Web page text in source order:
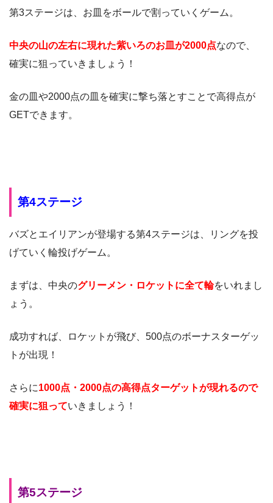
第3ステージは、お皿をボールで割っていくゲーム。
中央の山の左右に現れた紫いろのお皿が2000点なので、
確実に狙っていきましょう！
金の皿や2000点の皿を確実に撃ち落とすことで高得点が
GETできます。
第4ステージ
バズとエイリアンが登場する第4ステージは、リングを投
げていく輪投げゲーム。
まずは、中央のグリーメン・ロケットに全て輪をいれまし
ょう。
成功すれば、ロケットが飛び、500点のボーナスターゲッ
トが出現！
さらに1000点・2000点の高得点ターゲットが現れるので
確実に狙っていきましょう！
第5ステージ